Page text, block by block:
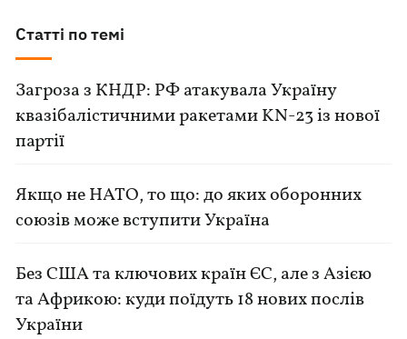
Статті по темі
Загроза з КНДР: РФ атакувала Україну
квазібалістичними ракетами KN-23 із нової
партії
Якщо не НАТО, то що: до яких оборонних
союзів може вступити Україна
Без США та ключових країн ЄС, але з Азією
та Африкою: куди поїдуть 18 нових послів
України